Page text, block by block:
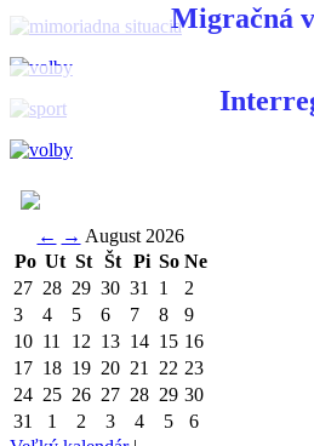
Migračná
← → August 2026
Po Ut St Št Pi So Ne
27 28 29 30 31 1
2
3
4 5 6 7 8
9
10 11 12 13 14 15 16
17 18 19 20 21 22 23
24 25 26 27 28 29 30
31
1 2 3 4 5
6